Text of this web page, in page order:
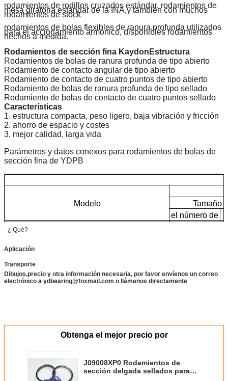
rodamientos de rodillos cruzados estándar, rodamientos de
mesa giratoria estándar de la INA,y también con muchos
rodamientos de stock
rodamientos de bolas flexibles de ranura profunda utilizados
para el accionamiento armónico, disponibles rodamientos
hechos a medida.
Rodamientos de sección fina Kaydon Estructura
Rodamientos de bolas de ranura profunda de tipo abierto
Rodamiento de contacto angular de tipo abierto
Rodamiento de contacto de cuatro puntos de tipo abierto
Rodamiento de bolas de ranura profunda de tipo sellado
Rodamiento de bolas de contacto de cuatro puntos sellado
Características
1. estructura compacta, peso ligero, baja vibración y fricción
2. ahorro de espacio y costes
3. mejor calidad, larga vida
Parámetros y datos conexos para rodamientos de bolas de
sección fina de YDPB
Modelo
Tamaño
el número de
Se trata de un sistema de gestión de la salud.
- ¿ Qué?
Aplicación
Transporte
Dibujos,precio y otra información necesaria, por favor envíenos un correo
electrónico a ydbearing@foxmail.com o llámenos directamente
Obtenga el mejor precio por
J09008XP0 Rodamientos de
sección delgada sellados para